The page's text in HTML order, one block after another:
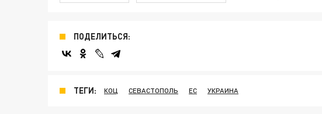
ПОДЕЛИТЬСЯ:
ТЕГИ: КОЦ СЕВАСТОПОЛЬ ЕС УКРАИНА